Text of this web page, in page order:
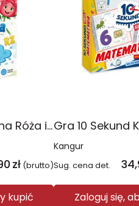
Gra ortograficzna Róża i Kałóża
zł (brutto)
kupić
Kangur
Sug. cena det.
Zaloguj się,